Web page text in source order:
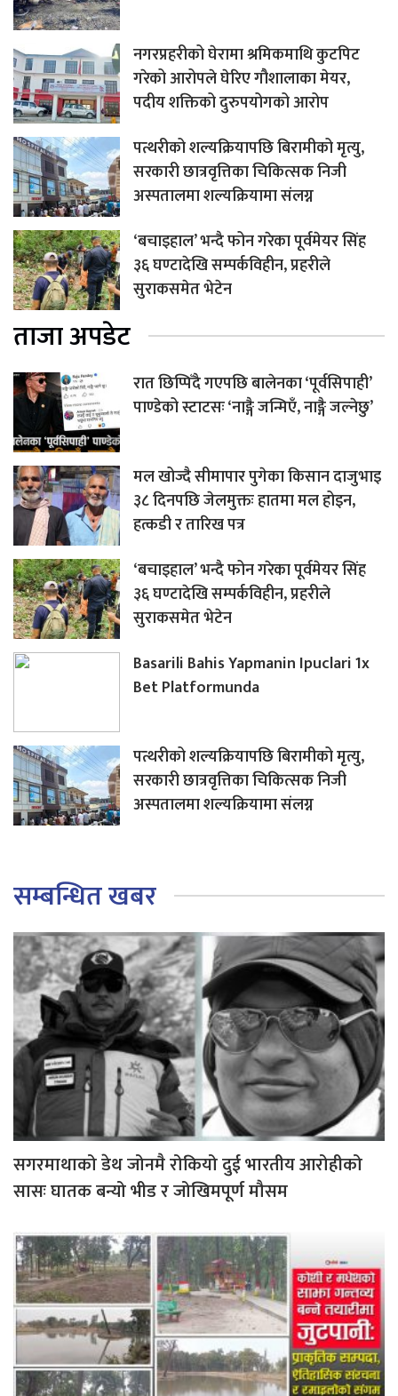
नगरप्रहरीको घेरामा श्रमिकमाथि कुटपिट
गरेको आरोपले घेरिए गौशालाका मेयर,
पदीय शक्तिको दुरुपयोगको आरोप
पत्थरीको शल्यक्रियापछि बिरामीको मृत्यु,
सरकारी छात्रवृत्तिका चिकित्सक निजी
अस्पतालमा शल्यक्रियामा संलग्न
‘बचाइहाल’ भन्दै फोन गरेका पूर्वमेयर सिंह
३६ घण्टादेखि सम्पर्कविहीन, प्रहरीले
सुराकसमेत भेटेन
ताजा अपडेट
रात छिप्पिँदै गएपछि बालेनका ‘पूर्वसिपाही’
पाण्डेको स्टाटसः ‘नाङ्गै जन्मिएँ, नाङ्गै जल्नेछु’
मल खोज्दै सीमापार पुगेका किसान दाजुभाइ
३८ दिनपछि जेलमुक्तः हातमा मल होइन,
हत्कडी र तारिख पत्र
‘बचाइहाल’ भन्दै फोन गरेका पूर्वमेयर सिंह
३६ घण्टादेखि सम्पर्कविहीन, प्रहरीले
सुराकसमेत भेटेन
Basarili Bahis Yapmanin Ipuclari 1x
Bet Platformunda
पत्थरीको शल्यक्रियापछि बिरामीको मृत्यु,
सरकारी छात्रवृत्तिका चिकित्सक निजी
अस्पतालमा शल्यक्रियामा संलग्न
सम्बन्धित खबर
सगरमाथाको डेथ जोनमै रोकियो दुई भारतीय आरोहीको
सासः घातक बन्यो भीड र जोखिमपूर्ण मौसम